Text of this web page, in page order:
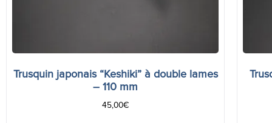
Trusquin japonais “Keshiki” à double lames
– 110 mm
45,00€